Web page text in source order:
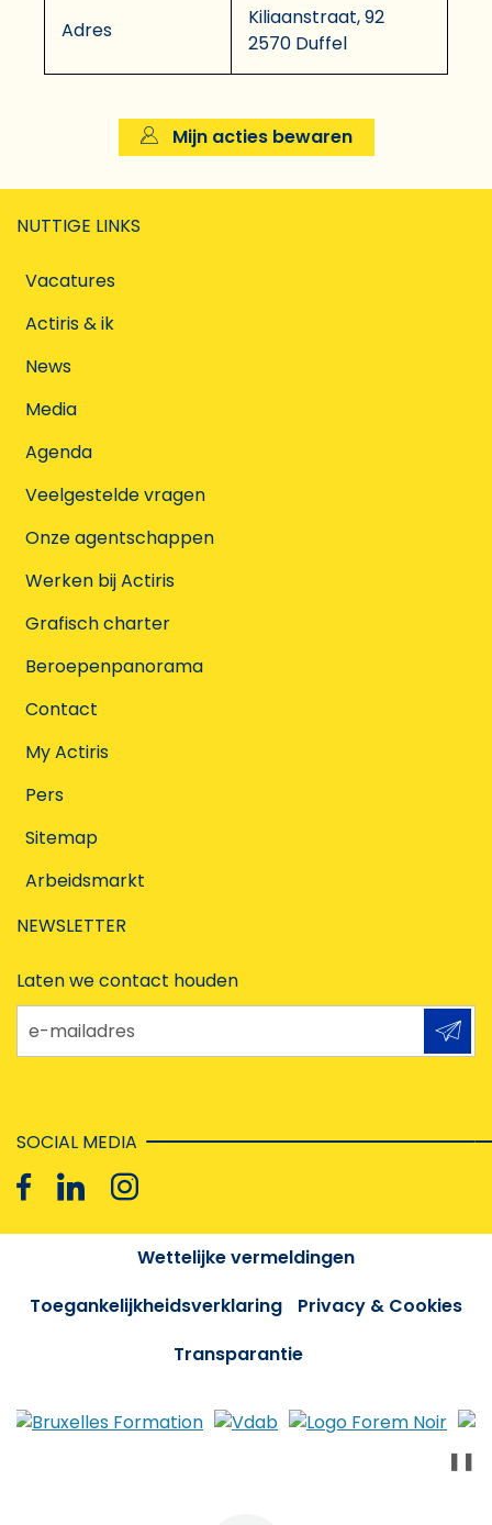
Adres
Kiliaanstraat, 92
2570 Duffel
Mijn acties bewaren
NUTTIGE LINKS
Vacatures
Actiris & ik
News
Media
Agenda
Veelgestelde vragen
Onze agentschappen
Werken bij Actiris
Grafisch charter
Beroepenpanorama
Contact
My Actiris
Pers
Sitemap
Arbeidsmarkt
NEWSLETTER
Laten we contact houden
e-mailadres
SOCIAL MEDIA
Wettelijke vermeldingen
Toegankelijkheidsverklaring
Privacy & Cookies
Transparantie
❚❚